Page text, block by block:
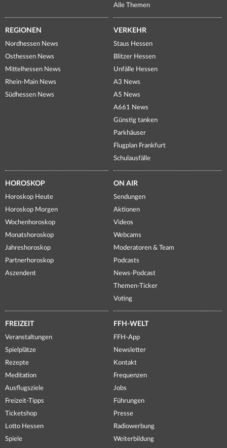
Alle Themen
REGIONEN
Nordhessen News
Osthessen News
Mittelhessen News
Rhein-Main News
Südhessen News
VERKEHR
Staus Hessen
Blitzer Hessen
Unfälle Hessen
A3 News
A5 News
A661 News
Günstig tanken
Parkhäuser
Flugplan Frankfurt
Schulausfälle
HOROSKOP
Horoskop Heute
Horoskop Morgen
Wochenhoroskop
Monatshoroskop
Jahreshoroskop
Partnerhoroskop
Aszendent
ON AIR
Sendungen
Aktionen
Videos
Webcams
Moderatoren & Team
Podcasts
News-Podcast
Themen-Ticker
Voting
FREIZEIT
Veranstaltungen
Spielplätze
Rezepte
Meditation
Ausflugsziele
Freizeit-Tipps
Ticketshop
Lotto Hessen
Spiele
FFH-WELT
FFH-App
Newsletter
Kontakt
Frequenzen
Jobs
Führungen
Presse
Radiowerbung
Weiterbildung